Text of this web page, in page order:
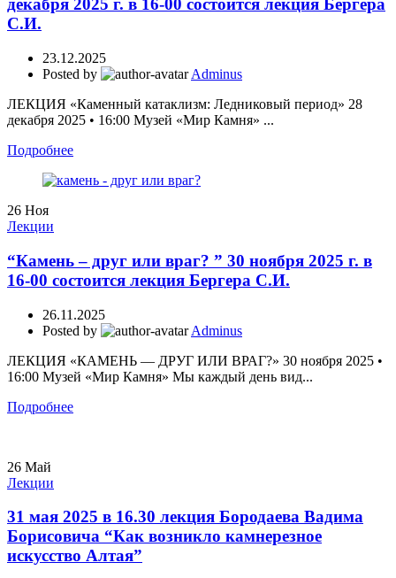
декабря 2025 г. в 16-00 состоится лекция Бергера
С.И.
23.12.2025
Posted by
Adminus
ЛЕКЦИЯ «Каменный катаклизм: Ледниковый период» 28
декабря 2025 • 16:00 Музей «Мир Камня» ...
Подробнее
26 Ноя
Лекции
“Камень – друг или враг? ” 30 ноября 2025 г. в
16-00 состоится лекция Бергера С.И.
26.11.2025
Posted by
Adminus
ЛЕКЦИЯ «КАМЕНЬ — ДРУГ ИЛИ ВРАГ?» 30 ноября 2025 •
16:00 Музей «Мир Камня» Мы каждый день вид...
Подробнее
26 Май
Лекции
31 мая 2025 в 16.30 лекция Бородаева Вадима
Борисовича “Как возникло камнерезное
искусство Алтая”